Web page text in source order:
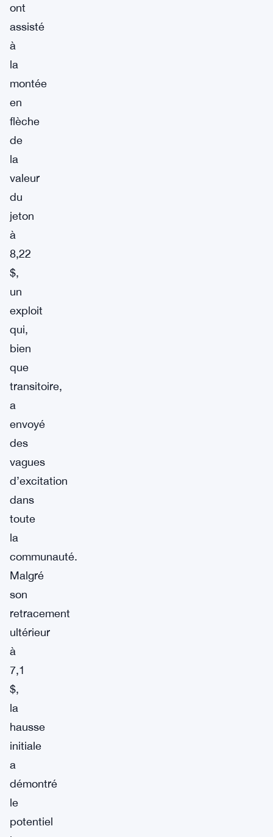
ont
assisté
à
la
montée
en
flèche
de
la
valeur
du
jeton
à
8,22
$,
un
exploit
qui,
bien
que
transitoire,
a
envoyé
des
vagues
d’excitation
dans
toute
la
communauté.
Malgré
son
retracement
ultérieur
à
7,1
$,
la
hausse
initiale
a
démontré
le
potentiel